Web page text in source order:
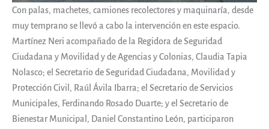
Con palas, machetes, camiones recolectores y maquinaría, desde
muy temprano se llevó a cabo la intervención en este espacio.
Martínez Neri acompañado de la Regidora de Seguridad
Ciudadana y Movilidad y de Agencias y Colonias, Claudia Tapia
Nolasco; el Secretario de Seguridad Ciudadana, Movilidad y
Protección Civil, Raúl Ávila Ibarra; el Secretario de Servicios
Municipales, Ferdinando Rosado Duarte; y el Secretario de
Bienestar Municipal, Daniel Constantino León, participaron